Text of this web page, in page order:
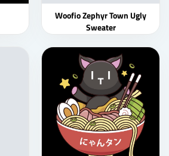
Woofio Zephyr Town Ugly
Sweater